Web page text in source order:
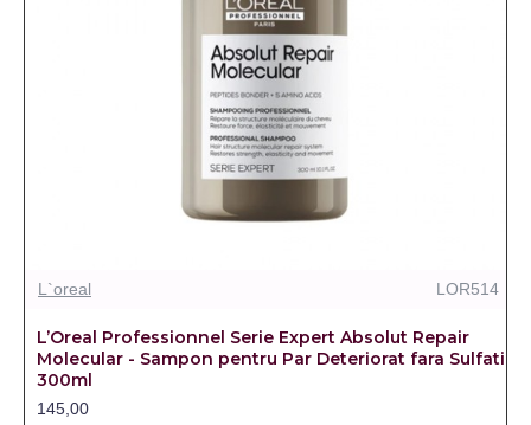
L`oreal LOR514
L’Oreal Professionnel Serie Expert Absolut Repair
Molecular - Sampon pentru Par Deteriorat fara Sulfati
300ml
145,00